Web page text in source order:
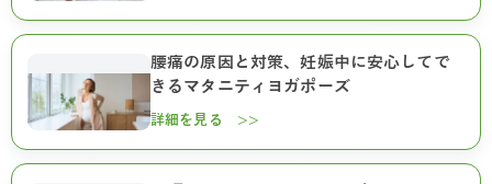
腰痛の原因と対策、妊娠中に安心してで
きるマタニティヨガポーズ
詳細を見る >>